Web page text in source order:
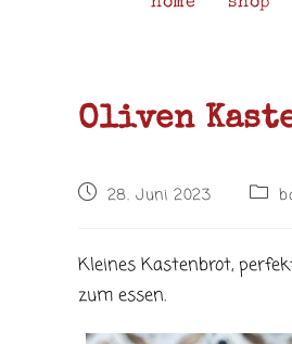
Oliven
Beitrag28. Juni 2023
Kleines Kastenbrot,
zum essen.